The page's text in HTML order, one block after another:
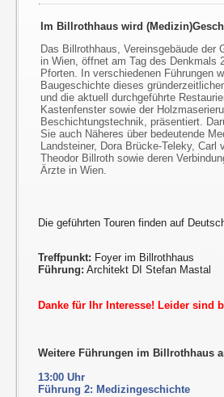
Im Billrothhaus wird
Das Billrothhaus, Vereinsgebäude der
in Wien, öffnet am Tag des Denkmals
Pforten. In verschiedenen Führungen
Baugeschichte dieses
und die aktuell durchgeführte
Kastenfenster sowie der
Beschichtungstechnik, präsentiert.
Sie auch Näheres über bedeutende
Landsteiner, Dora Brücke-Teleky, Carl
Theodor Billroth sowie deren
Ärzte in Wien.
Die geführten Touren finden auf
Treffpunkt: Foyer im Billrothhaus
Führung: Architekt DI Stefan Mastal
Danke für Ihr Interesse! Leider sind
Weitere Führungen im Billrothhaus
13:00 Uhr
Führung 2: Medizingeschichte